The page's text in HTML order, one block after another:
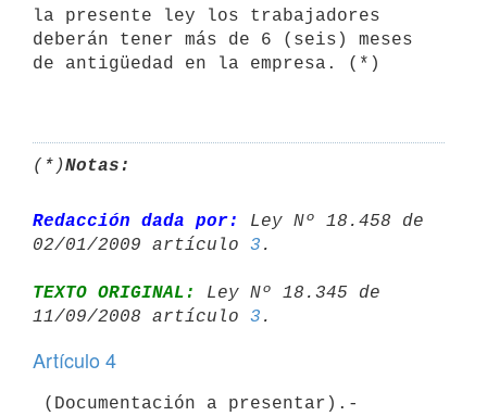
la presente ley los trabajadores
deberán tener más de 6 (seis) meses
de antigüedad en la empresa. (*)
(*)Notas:
Redacción dada por:
Ley Nº 18.458 de
02/01/2009 artículo 3
TEXTO ORIGINAL:
Ley Nº 18.345 de
11/09/2008 artículo 3
Artículo 4